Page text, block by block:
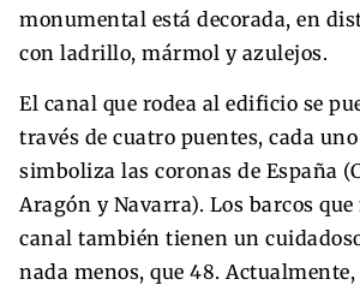
monumental está decorada, en
con ladrillo, mármol y azulejos.
El canal que rodea al edificio se
través de cuatro puentes, cada
simboliza las coronas de España
Aragón y Navarra). Los barcos
canal también tienen un
nada menos, que 48.